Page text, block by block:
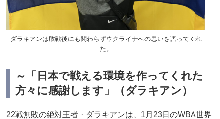
ダラキアンは敗戦後にも関わらずウクライナへの思いを語ってくれ
た。
～「日本で戦える環境を作ってくれた
方々に感謝します」（ダラキアン）
22戦無敗の絶対王者・ダラキアンは、1月23日のWBA世界